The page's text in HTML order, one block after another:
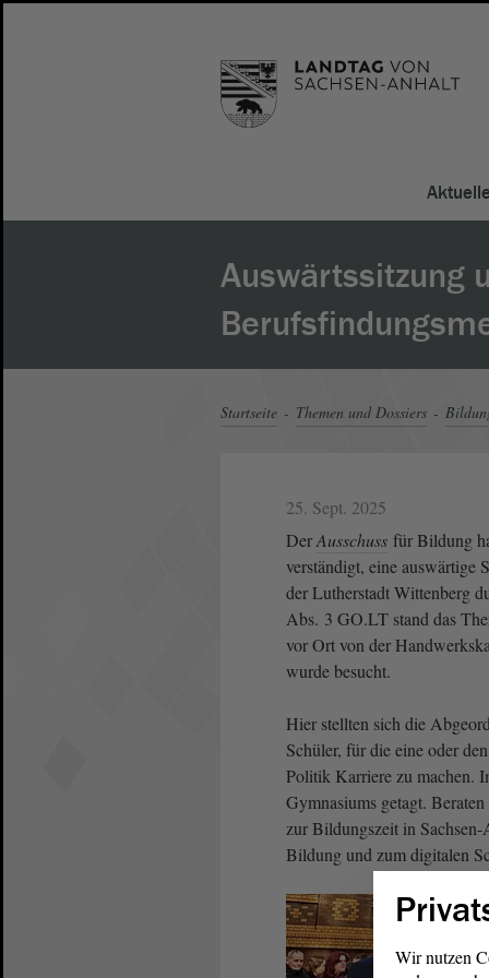
Auswärtssitzung
Startseite Themen und Dossiers
25. Sept. 2025
DerAusschuss für Bildung
verständigt, eine auswärtige
der Lutherstadt Wittenberg
Abs. 3 GO.LT stand das
vor Ort von der
wurde besucht.
Hier stellten sich die
Schüler, für die eine oder
Politik Karriere zu machen.
Gymnasiums getagt.
zur Bildungszeit in
Bildung und zum digitalen
Wir nutzen